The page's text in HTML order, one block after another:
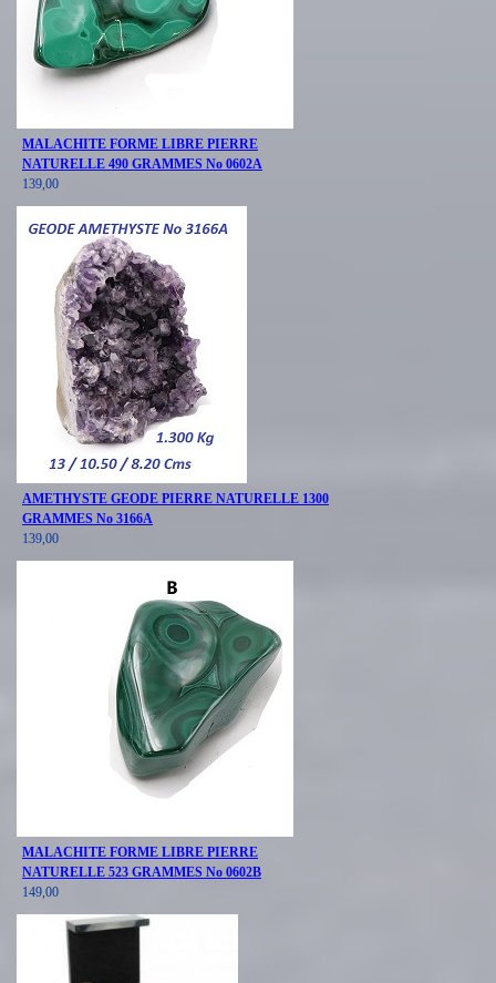
MALACHITE FORME LIBRE PIERRE
NATURELLE 490 GRAMMES No 0602A
139,00
AMETHYSTE GEODE PIERRE NATURELLE 1300
GRAMMES No 3166A
139,00
MALACHITE FORME LIBRE PIERRE
NATURELLE 523 GRAMMES No 0602B
149,00